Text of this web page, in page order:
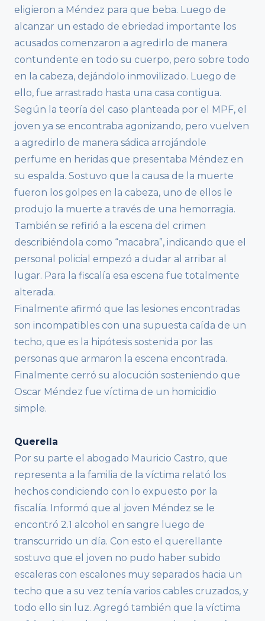
eligieron a Méndez para que beba. Luego de
alcanzar un estado de ebriedad importante los
acusados comenzaron a agredirlo de manera
contundente en todo su cuerpo, pero sobre todo
en la cabeza, dejándolo inmovilizado. Luego de
ello, fue arrastrado hasta una casa contigua.
Según la teoría del caso planteada por el MPF, el
joven ya se encontraba agonizando, pero vuelven
a agredirlo de manera sádica arrojándole
perfume en heridas que presentaba Méndez en
su espalda. Sostuvo que la causa de la muerte
fueron los golpes en la cabeza, uno de ellos le
produjo la muerte a través de una hemorragia.
También se refirió a la escena del crimen
describiéndola como “macabra”, indicando que el
personal policial empezó a dudar al arribar al
lugar. Para la fiscalía esa escena fue totalmente
alterada.
Finalmente afirmó que las lesiones encontradas
son incompatibles con una supuesta caída de un
techo, que es la hipótesis sostenida por las
personas que armaron la escena encontrada.
Finalmente cerró su alocución sosteniendo que
Oscar Méndez fue víctima de un homicidio
simple.
Querella
Por su parte el abogado Mauricio Castro, que
representa a la familia de la víctima relató los
hechos condiciendo con lo expuesto por la
fiscalía. Informó que al joven Méndez se le
encontró 2.1 alcohol en sangre luego de
transcurrido un día. Con esto el querellante
sostuvo que el joven no pudo haber subido
escaleras con escalones muy separados hacia un
techo que a su vez tenía varios cables cruzados, y
todo ello sin luz. Agregó también que la víctima